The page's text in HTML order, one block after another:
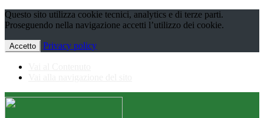
Questo sito utilizza cookie tecnici, analytics e di terze parti.
Proseguendo nella navigazione accetti l’utilizzo dei cookie.
Accetto Privacy policy